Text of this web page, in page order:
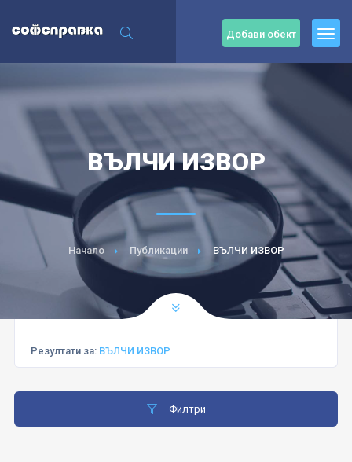
Добави обект
ВЪЛЧИ ИЗВОР
Начало Публикации ВЪЛЧИ ИЗВОР
Резултати за: ВЪЛЧИ ИЗВОР
Филтри